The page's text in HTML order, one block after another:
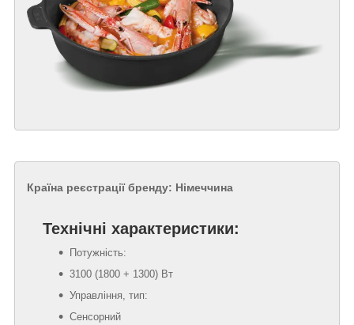
Технічні характеристики:
Потужність:
3100 (1800 + 1300) Вт
Управління, тип:
Сенсорний
Країна реєстрації бренду: Німеччина